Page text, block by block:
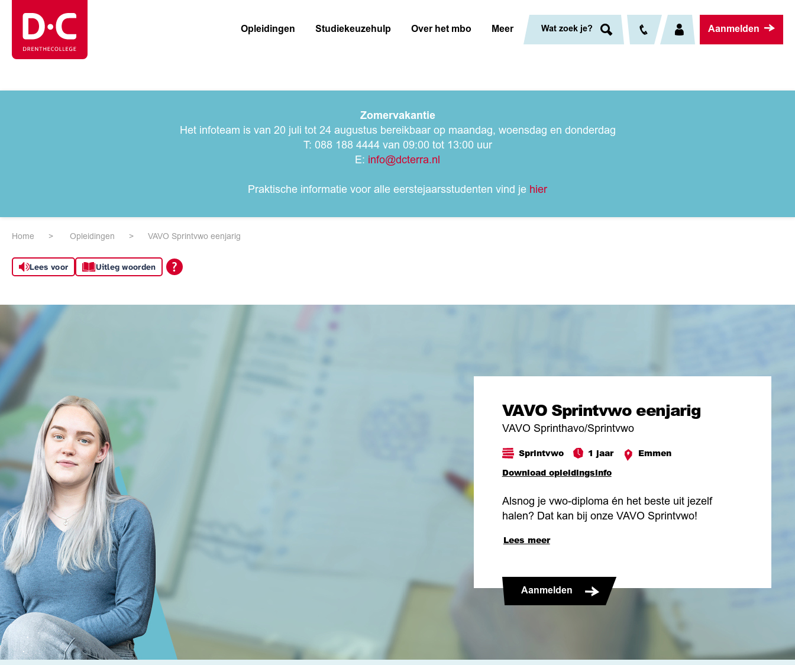
Opleidingen Studiekeuzehulp Over het mbo Meer Wat zoek je? Aanmelden
Zomervakantie
Het infoteam is van 20 juli tot 24 augustus bereikbaar op maandag, woensdag en donderdag
T: 088 188 4444 van 09:00 tot 13:00 uur
E: info@dcterra.nl
Praktische informatie voor alle eerstejaarsstudenten vind je hier
Home Opleidingen VAVO Sprintvwo eenjarig
Lees voor Uitleg woorden
VAVO Sprintvwo eenjarig
VAVO Sprinthavo/Sprintvwo
Sprintvwo 1 jaar Emmen
Download opleidingsinfo
Alsnog je vwo-diploma én het beste uit jezelf
halen? Dat kan bij onze VAVO Sprintvwo!
Lees meer
Aanmelden